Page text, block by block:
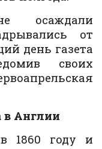
осаждали
от
день газета
своих
в Англии
1860 году и